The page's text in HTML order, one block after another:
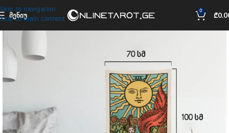
Skip to navigation
Skip to main content
ᲛᲔᲜᲘᲣ 0 ₾